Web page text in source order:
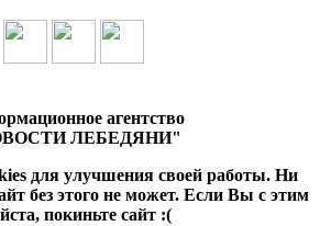
агентство
ЛЕБЕДЯНИ"
для улучшения своей работы. Ни
без этого не может. Если Вы с этим
покиньте сайт :(